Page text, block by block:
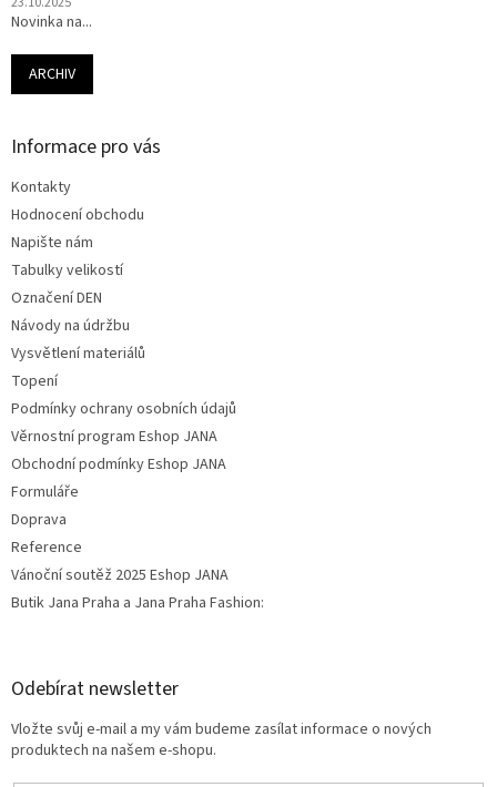
Novinka na...
ARCHIV
Informace pro vás
Kontakty
Hodnocení obchodu
Napište nám
Tabulky velikostí
Označení DEN
Návody na údržbu
Vysvětlení materiálů
Topení
Podmínky ochrany osobních údajů
Věrnostní program Eshop JANA
Obchodní podmínky Eshop JANA
Formuláře
Doprava
Reference
Vánoční soutěž 2025 Eshop JANA
Butik Jana Praha a Jana Praha Fashion:
Odebírat newsletter
Vložte svůj e-mail a my vám budeme zasílat informace o nových
produktech na našem e-shopu.